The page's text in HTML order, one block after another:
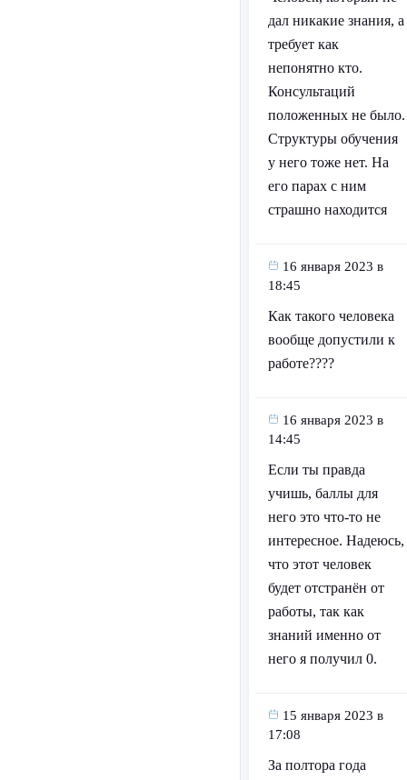
дал никакие знания, а
требует как
непонятно кто.
Консультаций
положенных не было.
Структуры обучения
у него тоже нет. На
его парах с ним
страшно находится
16 января 2023 в
18:45
Как такого человека
вообще допустили к
работе????
16 января 2023 в
14:45
Если ты правда
учишь, баллы для
него это что-то не
интересное. Надеюсь,
что этот человек
будет отстранён от
работы, так как
знаний именно от
него я получил 0.
15 января 2023 в
17:08
За полтора года